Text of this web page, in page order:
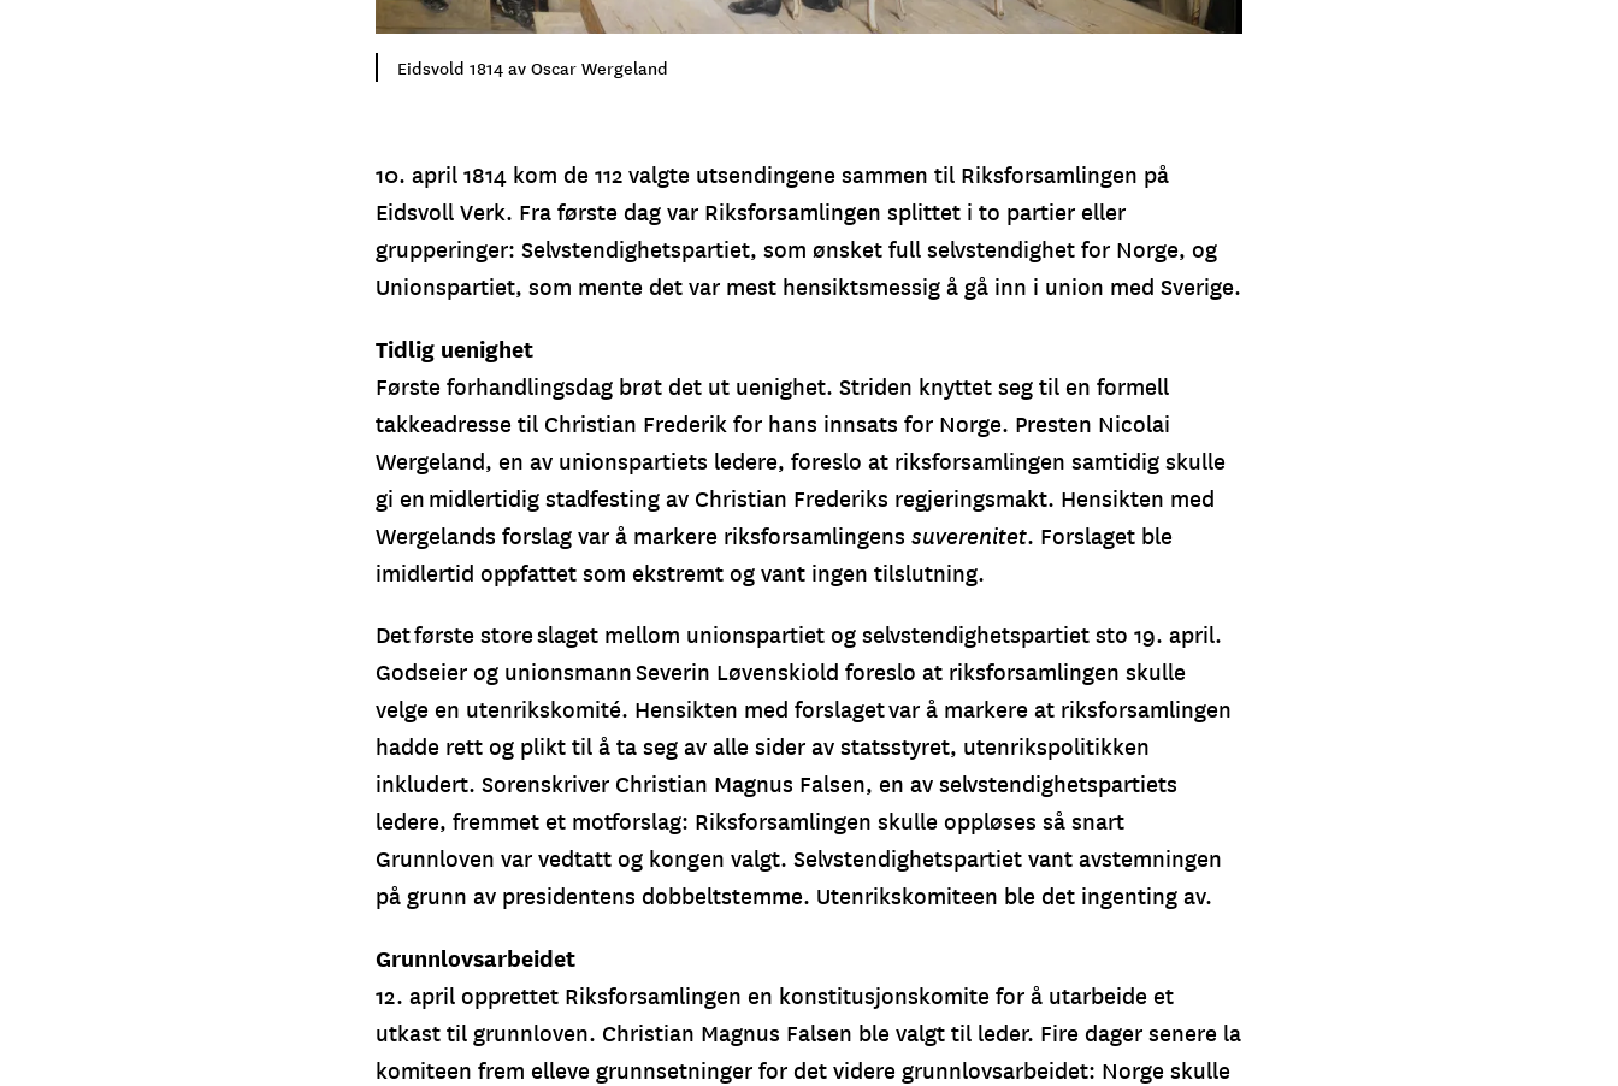
Eidsvold 1814 av Oscar Wergeland
10. april 1814 kom de 112 valgte utsendingene sammen til Riksforsamlingen på
Eidsvoll Verk. Fra første dag var Riksforsamlingen splittet i to partier eller
grupperinger: Selvstendighetspartiet, som ønsket full selvstendighet for Norge, og
Unionspartiet, som mente det var mest hensiktsmessig å gå inn i union med Sverige.
Tidlig uenighet
Første forhandlingsdag brøt det ut uenighet. Striden knyttet seg til en formell
takkeadresse til Christian Frederik for hans innsats for Norge. Presten Nicolai
Wergeland, en av unionspartiets ledere, foreslo at riksforsamlingen samtidig skulle
gi en midlertidig stadfesting av Christian Frederiks regjeringsmakt. Hensikten med
Wergelands forslag var å markere riksforsamlingens suverenitet. Forslaget ble
imidlertid oppfattet som ekstremt og vant ingen tilslutning.
Det første store slaget mellom unionspartiet og selvstendighetspartiet sto 19. april.
Godseier og unionsmann Severin Løvenskiold foreslo at riksforsamlingen skulle
velge en utenrikskomité. Hensikten med forslaget var å markere at riksforsamlingen
hadde rett og plikt til å ta seg av alle sider av statsstyret, utenrikspolitikken
inkludert. Sorenskriver Christian Magnus Falsen, en av selvstendighetspartiets
ledere, fremmet et motforslag: Riksforsamlingen skulle oppløses så snart
Grunnloven var vedtatt og kongen valgt. Selvstendighetspartiet vant avstemningen
på grunn av presidentens dobbeltstemme. Utenrikskomiteen ble det ingenting av.
Grunnlovsarbeidet
12. april opprettet Riksforsamlingen en konstitusjonskomite for å utarbeide et
utkast til grunnloven. Christian Magnus Falsen ble valgt til leder. Fire dager senere la
komiteen frem elleve grunnsetninger for det videre grunnlovsarbeidet: Norge skulle